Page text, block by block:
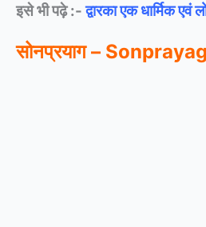
इसे भी पढ़े :-द्वारका एक धार्मिक
सोनप्रयाग –